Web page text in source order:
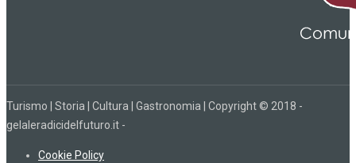
Turismo | Storia | Cultura | Gastronomia | Copyright © 2018 -
gelaleradicidelfuturo.it -
Cookie Policy